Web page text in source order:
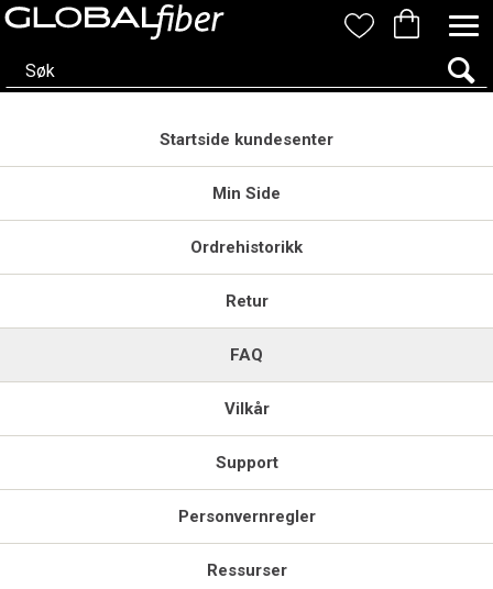
Startside kundesenter
Min Side
Ordrehistorikk
Retur
FAQ
Vilkår
Support
Personvernregler
Ressurser